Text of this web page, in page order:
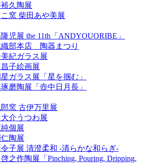
久陶展
窯 柴田あや美展
児展 the 11th「ANDYOUORIBE」
織部本店 陶器まつり
美紀ガラス展
子絵画展
ガラス展「星を掴む」
磨陶展「壺中日月長」
窯 古伊万里展
介うつわ展
個展
陶展
子展 清澄柔和 -清らかな和らぎ-
之作陶展「Pinching, Pouring, Dripping,